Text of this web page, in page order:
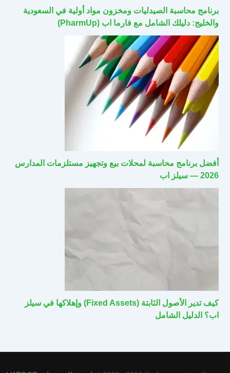
برنامج محاسبة الصيدليات ومخزون مواد أولية في السعودية
والخليج: دليلك الشامل مع فارما اب (PharmUp)
أفضل برنامج محاسبة لمحلات بيع وتجهيز مستلزمات المدارس
2026 — سيلز اب
كيف تدير الأصول الثابتة (Fixed Assets) وإهلاكها في سيلز
اب؟ الدليل الشامل